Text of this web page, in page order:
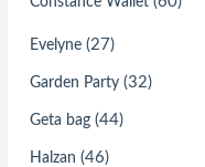
Evelyne (27)
Garden Party (32)
Geta bag (44)
Halzan (46)